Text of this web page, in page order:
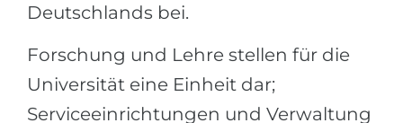
Deutschlands bei.
Forschung und Lehre stellen für die
Universität eine Einheit dar;
Serviceeinrichtungen und Verwaltung